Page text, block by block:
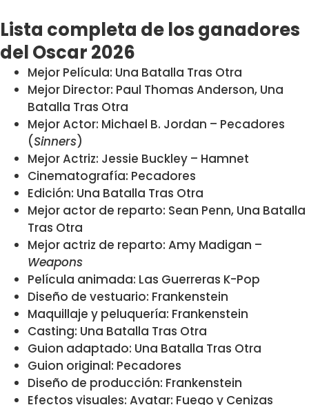
Lista completa de los ganadores
del Oscar 2026
Mejor Película: Una Batalla Tras Otra
Mejor Director: Paul Thomas Anderson, Una
Batalla Tras Otra
Mejor Actor: Michael B. Jordan – Pecadores
(Sinners)
Mejor Actriz: Jessie Buckley – Hamnet
Cinematografía: Pecadores
Edición: Una Batalla Tras Otra
Mejor actor de reparto: Sean Penn, Una Batalla
Tras Otra
Mejor actriz de reparto: Amy Madigan –
Weapons
Película animada: Las Guerreras K-Pop
Diseño de vestuario: Frankenstein
Maquillaje y peluquería: Frankenstein
Casting: Una Batalla Tras Otra
Guion adaptado: Una Batalla Tras Otra
Guion original: Pecadores
Diseño de producción: Frankenstein
Efectos visuales: Avatar: Fuego y Cenizas